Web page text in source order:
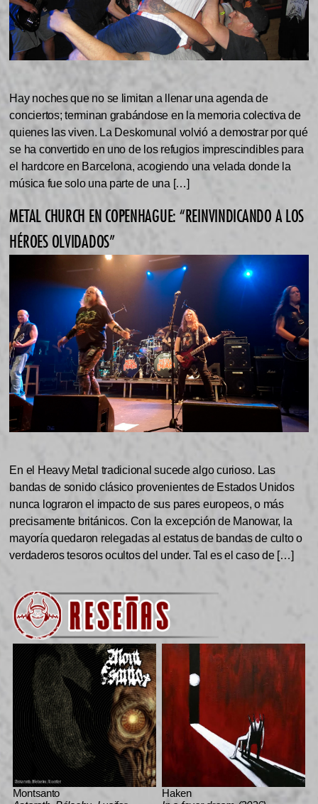
Hay noches que no se limitan a llenar una agenda de
conciertos; terminan grabándose en la memoria colectiva de
quienes las viven. La Deskomunal volvió a demostrar por qué
se ha convertido en uno de los refugios imprescindibles para
el hardcore en Barcelona, acogiendo una velada donde la
música fue solo una parte de una […]
METAL CHURCH EN COPENHAGUE: “REINVINDICANDO A LOS
HÉROES OLVIDADOS”
En el Heavy Metal tradicional sucede algo curioso. Las
bandas de sonido clásico provenientes de Estados Unidos
nunca lograron el impacto de sus pares europeos, o más
precisamente británicos. Con la excepción de Manowar, la
mayoría quedaron relegadas al estatus de bandas de culto o
verdaderos tesoros ocultos del under. Tal es el caso de […]
Montsanto
Haken